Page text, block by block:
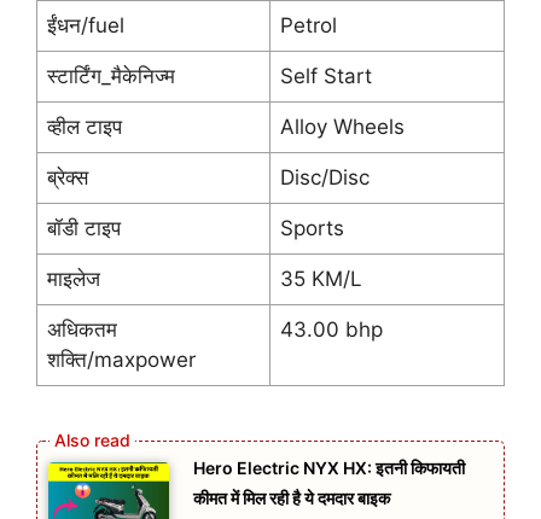
ईंधन/fuel Petrol
स्टार्टिंग_मैकेनिज्म Self Start
व्हील टाइप Alloy Wheels
ब्रेक्स Disc/Disc
बॉडी टाइप Sports
माइलेज 35 KM/L
अधिकतम
शक्ति/maxpower
43.00 bhp
Hero Electric NYX HX: इतनी किफायती
कीमत में मिल रही है ये दमदार बाइक